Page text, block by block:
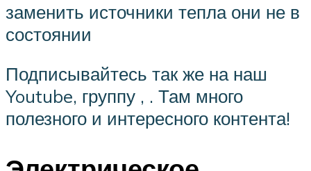
заменить источники тепла они не в
состоянии
Подписывайтесь так же на наш
Youtube, группу , . Там много
полезного и интересного контента!